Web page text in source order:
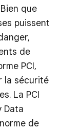
que
puissent
de
PCI,
la sécurité
La PCI
Data
de